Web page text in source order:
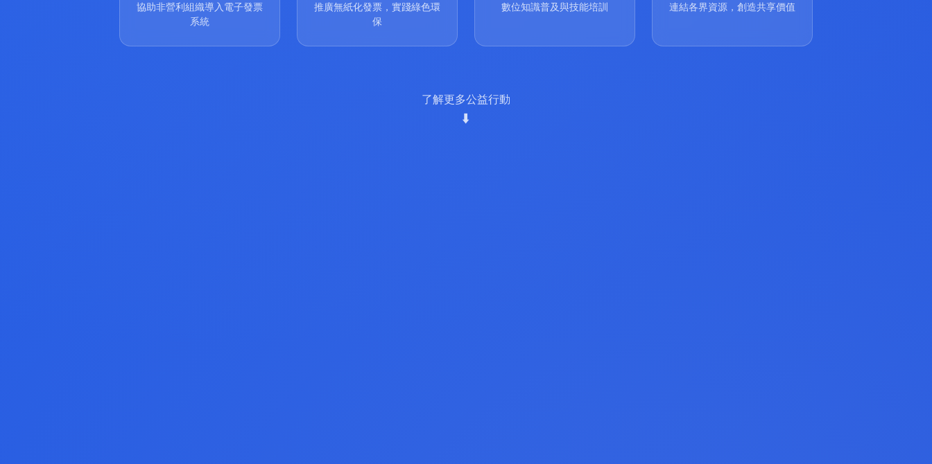
協助非營利組織導入電子發票
系統
推廣無紙化發票，實踐綠色環
保
數位知識普及與技能培訓 連結各界資源，創造共享價值
了解更多公益行動
⬇️